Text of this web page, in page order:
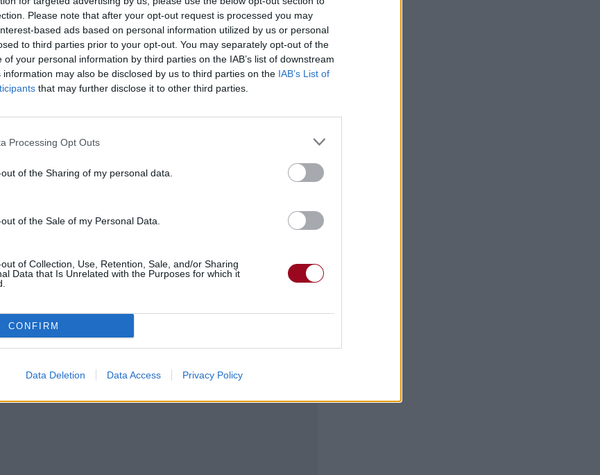
Please note that after your opt-out request is processed you may
based ads based on personal information utilized by us or personal
to third parties prior to your opt-out. You may separately opt-out of the
of your personal information by third parties on the IAB’s list of downstream
information may also be disclosed by us to third parties on the IAB’s List of
that may further disclose it to other third parties.
Processing Opt Outs
of the Sharing of my personal data.
of the Sale of my Personal Data.
of Collection, Use, Retention, Sale, and/or Sharing
Data that Is Unrelated with the Purposes for which it
CONFIRM
Data Deletion Data Access Privacy Policy